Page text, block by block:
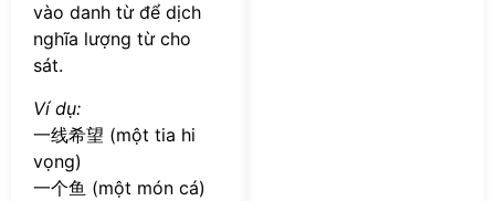
vào danh từ để dịch
nghĩa lượng từ cho
sát.
Ví dụ:
一线希望 (một tia hi
vọng)
一个鱼 (một món cá)